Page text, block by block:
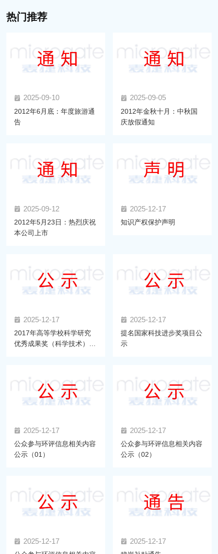
热门推荐
2025-09-10
2012年6月底：年度旅游通
告
2025-09-05
2012年金秋十月：中秋国
庆放假通知
2025-09-12
2012年5月23日：热烈庆祝
本公司上市
2025-12-17
知识产权保护声明
2025-12-17
2017年高等学校科学研究
优秀成果奖（科学技术）推
2025-12-17
提名国家科技进步奖项目公
示
2025-12-17
公众参与环评信息相关内容
公示（01）
2025-12-17
公众参与环评信息相关内容
公示（02）
2025-12-17
2025-12-17